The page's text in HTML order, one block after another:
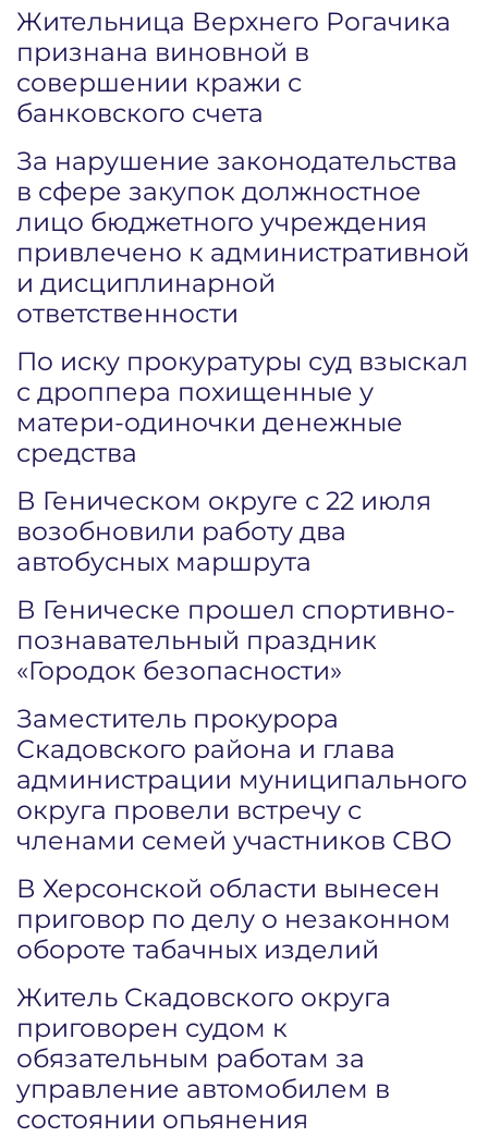
Жительница Верхнего Рогачика
признана виновной в
совершении кражи с
банковского счета
За нарушение законодательства
в сфере закупок должностное
лицо бюджетного учреждения
привлечено к административной
и дисциплинарной
ответственности
По иску прокуратуры суд взыскал
с дроппера похищенные у
матери-одиночки денежные
средства
В Геническом округе с 22 июля
возобновили работу два
автобусных маршрута
В Геническе прошел спортивно-
познавательный праздник
«Городок безопасности»
Заместитель прокурора
Скадовского района и глава
администрации муниципального
округа провели встречу с
членами семей участников СВО
В Херсонской области вынесен
приговор по делу о незаконном
обороте табачных изделий
Житель Скадовского округа
приговорен судом к
обязательным работам за
управление автомобилем в
состоянии опьянения